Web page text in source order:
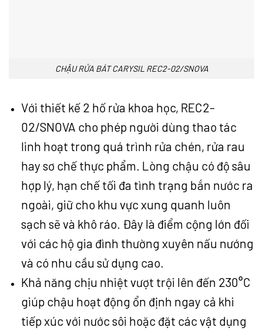
CHẬU RỬA BÁT CARYSIL REC2-02/SNOVA
Với thiết kế 2 hố rửa khoa học, REC2-
02/SNOVA cho phép người dùng thao tác
linh hoạt trong quá trình rửa chén, rửa rau
hay sơ chế thực phẩm. Lòng chậu có độ sâu
hợp lý, hạn chế tối đa tình trạng bắn nước ra
ngoài, giữ cho khu vực xung quanh luôn
sạch sẽ và khô ráo. Đây là điểm cộng lớn đối
với các hộ gia đình thường xuyên nấu nướng
và có nhu cầu sử dụng cao.
Khả năng chịu nhiệt vượt trội lên đến 230°C
giúp chậu hoạt động ổn định ngay cả khi
tiếp xúc với nước sôi hoặc đặt các vật dụng